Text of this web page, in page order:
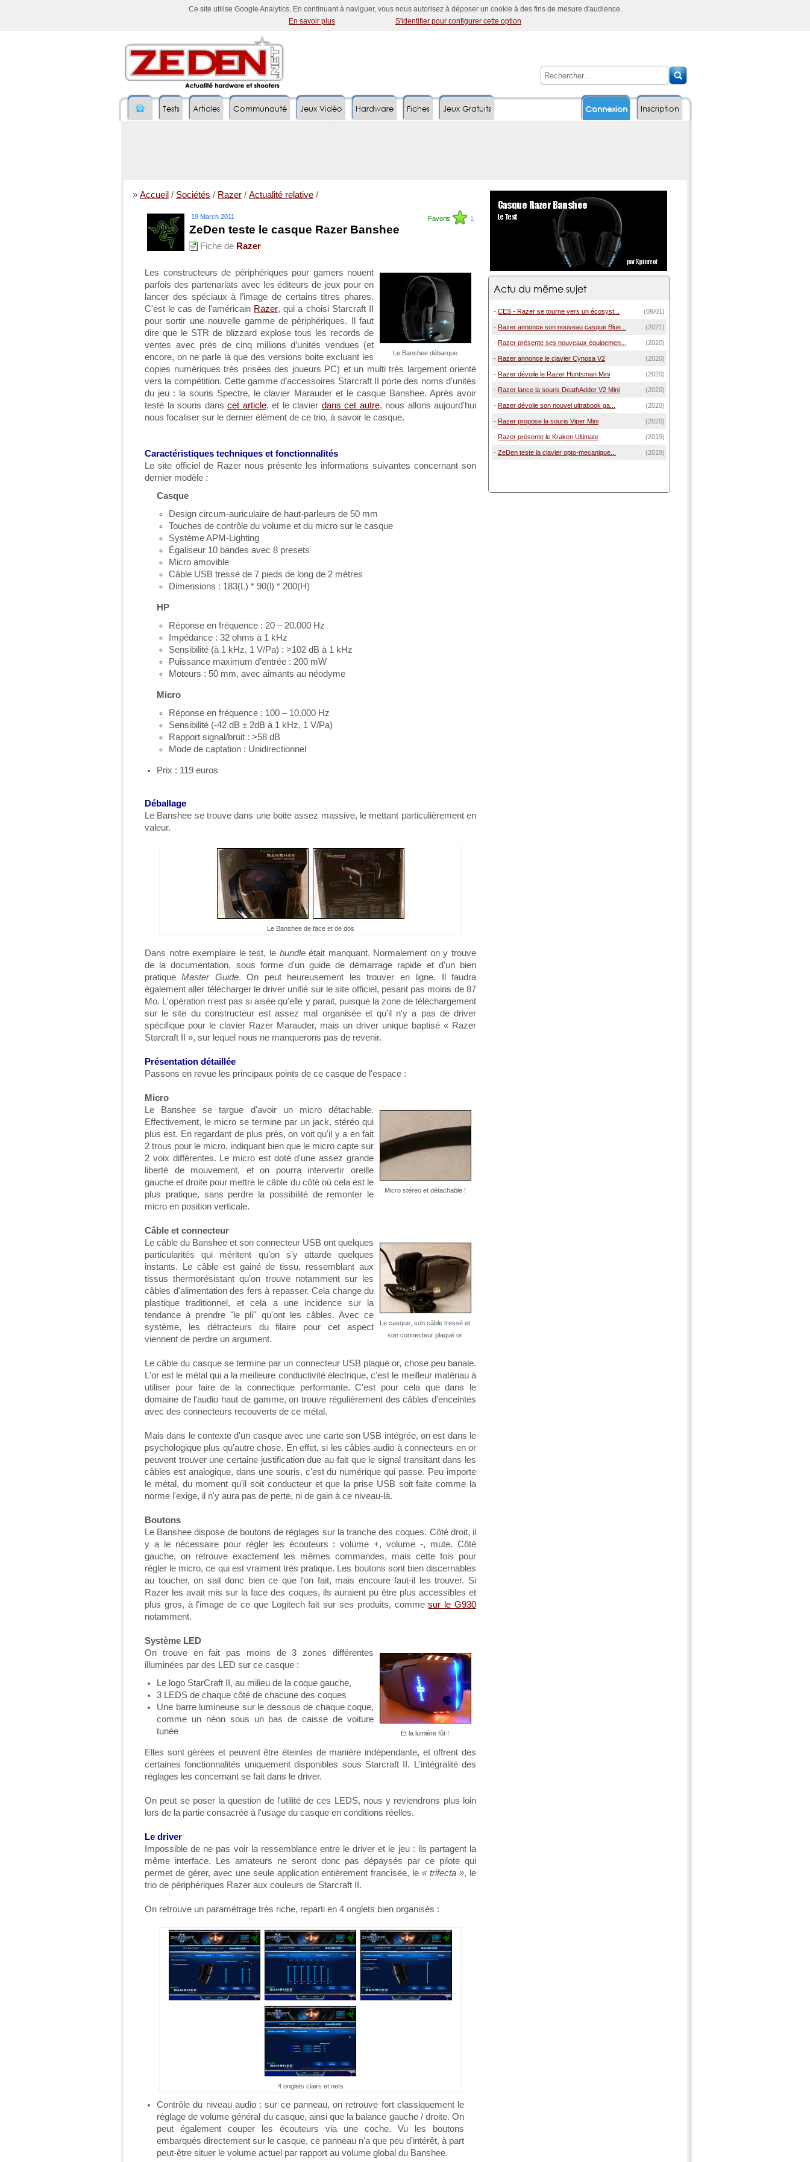
Ce site utilise Google Analytics. En continuant à naviguer, vous nous autorisez à déposer un cookie à des fins de mesure d'audience.
En savoir plus
S'identifier pour configurer cette option
Inscription
Tests Articles Communauté Jeux Vidéo Hardware Fiches Connexion
Jeux Gratuits
» Accueil / Sociétés / Razer / Actualité relative /
1
Favoris
19 March 2011
ZeDen teste le casque Razer Banshee
Fiche de Razer
Le Banshee débarque
Les constructeurs de périphériques pour gamers nouent
parfois des partenariats avec les éditeurs de jeux pour en
lancer des spéciaux à l’image de certains titres phares.
C'est le cas de l'américain Razer, qui a choisi Starcraft II
pour sortir une nouvelle gamme de périphériques. Il faut
dire que le STR de blizzard explose tous les records de
ventes avec près de cinq millions d’unités vendues (et
encore, on ne parle là que des versions boite excluant les
copies numériques très prisées des joueurs PC) et un multi très largement orienté
vers la compétition. Cette gamme d’accessoires Starcraft II porte des noms d'unités
du jeu : la souris Spectre, le clavier Marauder et le casque Banshee. Après avoir
testé la souris dans cet article, et le clavier dans cet autre, nous allons aujourd'hui
nous focaliser sur le dernier élément de ce trio, à savoir le casque.
Caractéristiques techniques et fonctionnalités
Le site officiel de Razer nous présente les informations suivantes concernant son
dernier modèle :
Casque
Design circum-auriculaire de haut-parleurs de 50 mm
Touches de contrôle du volume et du micro sur le casque
Système APM-Lighting
Égaliseur 10 bandes avec 8 presets
Micro amovible
Câble USB tressé de 7 pieds de long de 2 mètres
Dimensions : 183(L) * 90(l) * 200(H)
HP
Réponse en fréquence : 20 – 20.000 Hz
Impédance : 32 ohms à 1 kHz
Sensibilité (à 1 kHz, 1 V/Pa) : >102 dB à 1 kHz
Puissance maximum d’entrée : 200 mW
Moteurs : 50 mm, avec aimants au néodyme
Micro
Réponse en fréquence : 100 – 10.000 Hz
Sensibilité (-42 dB ± 2dB à 1 kHz, 1 V/Pa)
Rapport signal/bruit : >58 dB
Mode de captation : Unidirectionnel
Prix : 119 euros
Déballage
Le Banshee se trouve dans une boite assez massive, le mettant particulièrement en
valeur.
Le Banshee de face et de dos
Dans notre exemplaire le test, le bundleétait manquant. Normalement on y trouve
de la documentation, sous forme d'un guide de démarrage rapide et d'un bien
pratiqueMaster Guide. On peut heureusement les trouver en ligne. Il faudra
également aller télécharger le driver unifié sur le site officiel, pesant pas moins de 87
Mo. L'opération n'est pas si aisée qu'elle y parait, puisque la zone de téléchargement
sur le site du constructeur est assez mal organisée et qu'il n'y a pas de driver
spécifique pour le clavier Razer Marauder, mais un driver unique baptisé « Razer
Starcraft II », sur lequel nous ne manquerons pas de revenir.
Présentation détaillée
Passons en revue les principaux points de ce casque de l'espace :
Micro
Micro stéreo et détachable !
Le Banshee se targue d'avoir un micro détachable.
Effectivement, le micro se termine par un jack, stéréo qui
plus est. En regardant de plus près, on voit qu'il y a en fait
2 trous pour le micro, indiquant bien que le micro capte sur
2 voix différentes. Le micro est doté d'une assez grande
liberté de mouvement, et on pourra intervertir oreille
gauche et droite pour mettre le câble du côté où cela est le
plus pratique, sans perdre la possibilité de remonter le
micro en position verticale.
Câble et connecteur
Le casque, son câble tressé et
son connecteur plaqué or
Le câble du Banshee et son connecteur USB ont quelques
particularités qui méritent qu'on s'y attarde quelques
instants. Le câble est gainé de tissu, ressemblant aux
tissus thermorésistant qu'on trouve notamment sur les
câbles d'alimentation des fers à repasser. Cela change du
plastique traditionnel, et cela a une incidence sur la
tendance à prendre "le pli" qu'ont les câbles. Avec ce
système, les détracteurs du filaire pour cet aspect
viennent de perdre un argument.
Le câble du casque se termine par un connecteur USB plaqué or, chose peu banale.
L'or est le métal qui a la meilleure conductivité électrique, c'est le meilleur matériau à
utiliser pour faire de la connectique performante. C'est pour cela que dans le
domaine de l'audio haut de gamme, on trouve régulièrement des câbles d'enceintes
avec des connecteurs recouverts de ce métal.
Mais dans le contexte d'un casque avec une carte son USB intégrée, on est dans le
psychologique plus qu'autre chose. En effet, si les câbles audio à connecteurs en or
peuvent trouver une certaine justification due au fait que le signal transitant dans les
câbles est analogique, dans une souris, c'est du numérique qui passe. Peu importe
le métal, du moment qu'il soit conducteur et que la prise USB soit faite comme la
norme l'exige, il n'y aura pas de perte, ni de gain à ce niveau-là.
Boutons
Le Banshee dispose de boutons de réglages sur la tranche des coques. Côté droit, il
y a le nécessaire pour régler les écouteurs : volume +, volume -, mute. Côté
gauche, on retrouve exactement les mêmes commandes, mais cette fois pour
régler le micro, ce qui est vraiment très pratique. Les boutons sont bien discernables
au toucher, on sait donc bien ce que l'on fait, mais encoure faut-il les trouver. Si
Razer les avait mis sur la face des coques, ils auraient pu être plus accessibles et
plus gros, à l'image de ce que Logitech fait sur ses produits, commesur le G930
notamment.
Système LED
Et la lumière fût !
On trouve en fait pas moins de 3 zones différentes
illuminées par des LED sur ce casque :
Le logo StarCraft II, au milieu de la coque gauche,
3 LEDS de chaque côté de chacune des coques
Une barre lumineuse sur le dessous de chaque coque,
comme un néon sous un bas de caisse de voiture
tunée
Elles sont gérées et peuvent être éteintes de manière indépendante, et offrent des
certaines fonctionnalités uniquement disponibles sous Starcraft II. L'intégralité des
réglages les concernant se fait dans le driver.
On peut se poser la question de l'utilité de ces LEDS, nous y reviendrons plus loin
lors de la partie consacrée à l'usage du casque en conditions réelles.
Le driver
Impossible de ne pas voir la ressemblance entre le driver et le jeu : ils partagent la
même interface. Les amateurs ne seront donc pas dépaysés par ce pilote qui
permet de gérer, avec une seule application entièrement francisée, le« trifecta », le
trio de périphériques Razer aux couleurs de Starcraft II.
On retrouve un paramétrage très riche, reparti en 4 onglets bien organisés :
4 onglets clairs et nets
Contrôle du niveau audio : sur ce panneau, on retrouve fort classiquement le
réglage de volume général du casque, ainsi que la balance gauche / droite. On
peut également couper les écouteurs via une coche. Vu les boutons
embarqués directement sur le casque, ce panneau n'a que peu d'intérêt, à part
peut-être situer le volume actuel par rapport au volume global du Banshee.
Actu du même sujet
- CES - Razer se tourne vers un écosyst... (09/01)
- Razer annonce son nouveau casque Blue... (2021)
- Razer présente ses nouveaux équipemen... (2020)
- Razer annonce le clavier Cynosa V2 (2020)
- Razer dévoile le Razer Huntsman Mini (2020)
- Razer lance la souris DeathAdder V2 Mini (2020)
- Razer dévoile son nouvel ultrabook ga... (2020)
- Razer propose la souris Viper Mini (2020)
- Razer présente le Kraken Ultimate (2019)
- ZeDen teste la clavier opto-mecanique... (2019)